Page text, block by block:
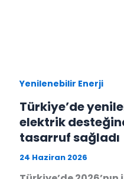
Yenilenebilir Enerji
Türkiye’de
elektrik
tasarruf sağladı
24 Haziran 2026